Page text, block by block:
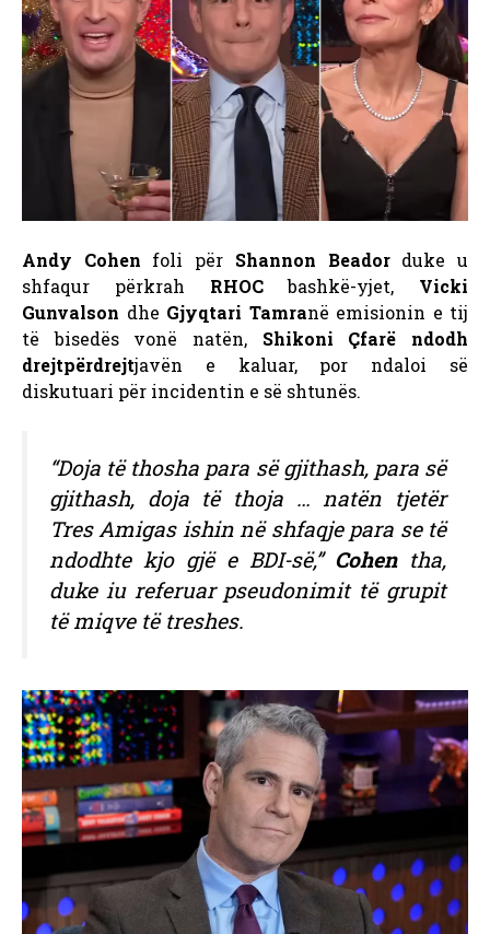
Andy Cohen foli për Shannon Beadorduke u
shfaqur përkrah RHOCbashkë-yjet, Vicki
Gunvalson dhe Gjyqtari Tamranë emisionin e tij
të bisedës vonë natën, Shikoni Çfarë ndodh
drejtpërdrejtjavën e kaluar, por ndaloi së
diskutuari për incidentin e së shtunës.
“Doja të thosha para së gjithash, para së
gjithash, doja të thoja … natën tjetër
Tres Amigas ishin në shfaqje para se të
ndodhte kjo gjë e BDI-së,” Cohentha,
duke iu referuar pseudonimit të grupit
të miqve të treshes.